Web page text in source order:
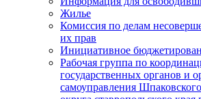
Жилье
Комиссия по делам
их прав
Инициативное
Рабочая группа по
государственных органов и
самоуправления